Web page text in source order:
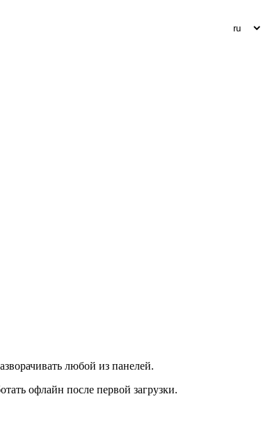
любой из панелей.
офлайн после первой загрузки.